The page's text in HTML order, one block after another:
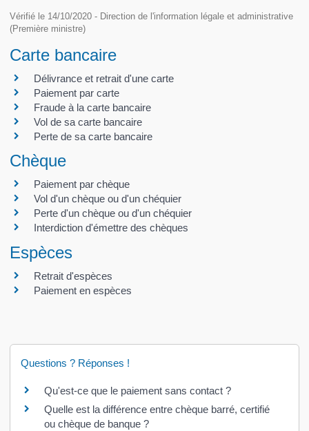
Vérifié le 14/10/2020 - Direction de l'information légale et administrative
(Première ministre)
Carte bancaire
Délivrance et retrait d'une carte
Paiement par carte
Fraude à la carte bancaire
Vol de sa carte bancaire
Perte de sa carte bancaire
Chèque
Paiement par chèque
Vol d'un chèque ou d'un chéquier
Perte d'un chèque ou d'un chéquier
Interdiction d'émettre des chèques
Espèces
Retrait d'espèces
Paiement en espèces
Questions ? Réponses !
Qu'est-ce que le paiement sans contact ?
Quelle est la différence entre chèque barré, certifié
ou chèque de banque ?